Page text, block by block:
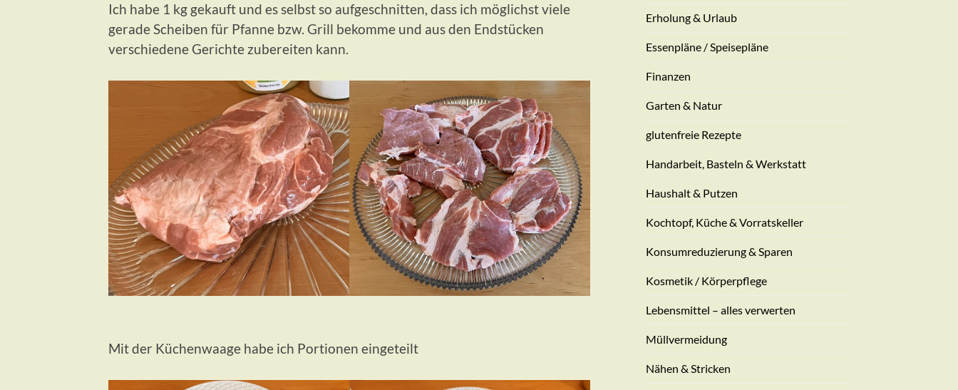
Ich habe 1 kg gekauft und es selbst so aufgeschnitten, dass ich möglichst viele
gerade Scheiben für Pfanne bzw. Grill bekomme und aus den Endstücken
verschiedene Gerichte zubereiten kann.
Mit der Küchenwaage habe ich Portionen eingeteilt
Erholung & Urlaub
Essenpläne / Speisepläne
Finanzen
Garten & Natur
glutenfreie Rezepte
Handarbeit, Basteln & Werkstatt
Haushalt & Putzen
Kochtopf, Küche & Vorratskeller
Konsumreduzierung & Sparen
Kosmetik / Körperpflege
Lebensmittel – alles verwerten
Müllvermeidung
Nähen & Stricken